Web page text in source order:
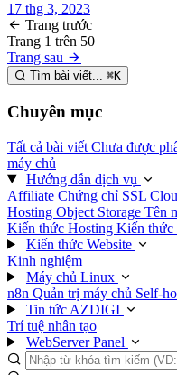
17 thg 3, 2023
Trang trước
Trang 1 trên 50
Trang sau
Tìm bài viết... ⌘K
Chuyên mục
Tất cả bài viết Chưa được
máy chủ
Hướng dẫn dịch vụ
Affiliate Chứng chỉ SSL
Hosting Object Storage Tên
Kiến thức Hosting Kiến thức
Kiến thức Website
Kinh nghiệm
Máy chủ Linux
n8n Quản trị máy chủ Self-
Tin tức AZDIGI
Trí tuệ nhân tạo
WebServer Panel